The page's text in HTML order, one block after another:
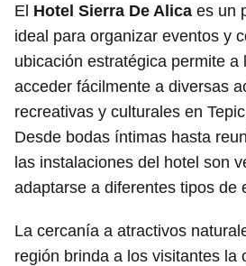
El Hotel Sierra De Alica es un
ideal para organizar eventos y
ubicación estratégica permite a
acceder fácilmente a diversas
recreativas y culturales en
Desde bodas íntimas hasta
las instalaciones del hotel son
adaptarse a diferentes tipos de
La cercanía a atractivos
región brinda a los visitantes la